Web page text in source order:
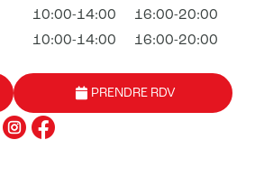
10:00-14:00
16:00-20:00
10:00-14:00
16:00-20:00
PRENDRE RDV